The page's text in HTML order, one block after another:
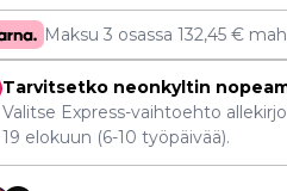
Maksu 3 osassa132,45€
Tarvitsetko neonkyltin
Valitse Express-vaihtoehto
19 elokuun (6-10 työpäivää).